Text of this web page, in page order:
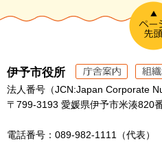
伊予市役所
法人番号（JCN:Japan Corporate
〒799-3193 愛媛県伊予市米湊820
電話番号：089-982-1111（代表）